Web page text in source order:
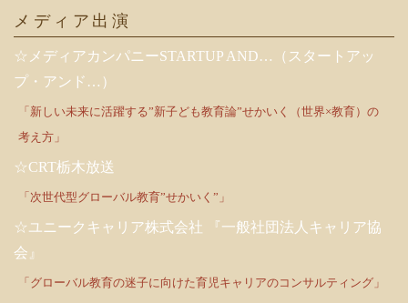
メディア出演
☆メディアカンパニーSTARTUP AND…（スタートアッ
プ・アンド…）
「新しい未来に活躍する”新子ども教育論”せかいく（世界×教育）の
考え方」
☆CRT栃木放送
「次世代型グローバル教育”せかいく”」
☆ユニークキャリア株式会社 『一般社団法人キャリア協
会』
「グローバル教育の迷子に向けた育児キャリアのコンサルティング」